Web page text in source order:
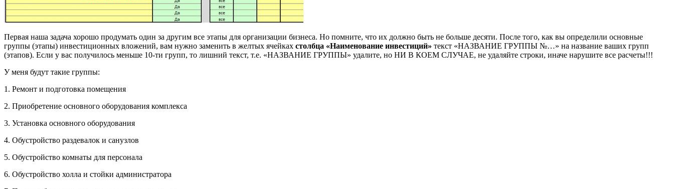
Первая наша задача хорошо продумать один за другим все этапы для организации бизнеса. Но помните, что их должно быть не больше десяти. После того, как вы определили основные
группы (этапы) инвестиционных вложений, вам нужно заменить в желтых ячейках столбца «Наименование инвестиций» текст «НАЗВАНИЕ ГРУППЫ №…» на название ваших групп
(этапов). Если у вас получилось меньше 10-ти групп, то лишний текст, т.е. «НАЗВАНИЕ ГРУППЫ» удалите, но НИ В КОЕМ СЛУЧАЕ, не удаляйте строки, иначе нарушите все расчеты!!!
У меня будут такие группы:
1. Ремонт и подготовка помещения
2. Приобретение основного оборудования комплекса
3. Установка основного оборудования
4. Обустройство раздевалок и санузлов
5. Обустройство комнаты для персонала
6. Обустройство холла и стойки администратора